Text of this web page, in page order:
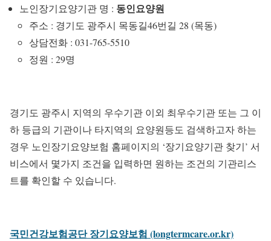
노인장기요양기관 명 : 동인요양원
주소 : 경기도 광주시 목동길46번길 28 (목동)
상담전화 : 031-765-5510
정원 : 29명
경기도 광주시 지역의 우수기관 이외 최우수기관 또는 그 이
하 등급의 기관이나 타지역의 요양원등도 검색하고자 하는
경우 노인장기요양보험 홈페이지의 ‘장기요양기관 찾기’ 서
비스에서 몇가지 조건을 입력하면 원하는 조건의 기관리스
트를 확인할 수 있습니다.
국민건강보험공단 장기요양보험 (longtermcare.or.kr)